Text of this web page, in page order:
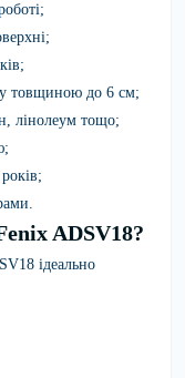
товщиною до 6 см;
лінолеум тощо;
ADSV18?
ідеально